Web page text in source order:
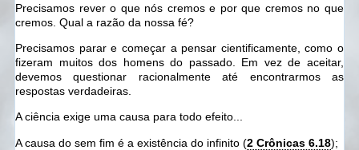
Precisamos rever o que nós cremos e por que cremos no que
cremos. Qual a razão da nossa fé?
Precisamos parar e começar a pensar cientificamente, como o
fizeram muitos dos homens do passado. Em vez de aceitar,
devemos questionar racionalmente até encontrarmos as
respostas verdadeiras.
A ciência exige uma causa para todo efeito...
A causa do sem fim é a existência do infinito (2 Crônicas 6.18);